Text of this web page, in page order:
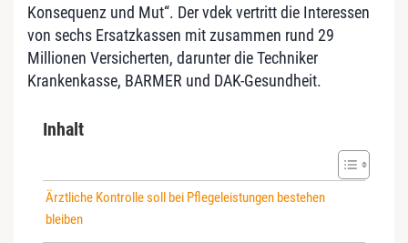
Konsequenz und Mut“. Der vdek vertritt die Interessen
von sechs Ersatzkassen mit zusammen rund 29
Millionen Versicherten, darunter die Techniker
Krankenkasse, BARMER und DAK-Gesundheit.
Inhalt
Ärztliche Kontrolle soll bei Pflegeleistungen bestehen
bleiben